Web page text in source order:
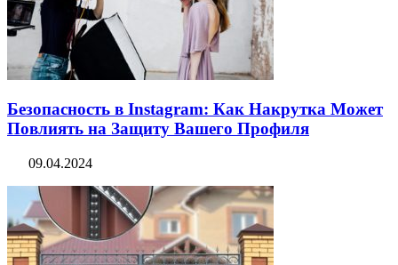
Безопасность в Instagram: Как Накрутка Может
Повлиять на Защиту Вашего Профиля
09.04.2024